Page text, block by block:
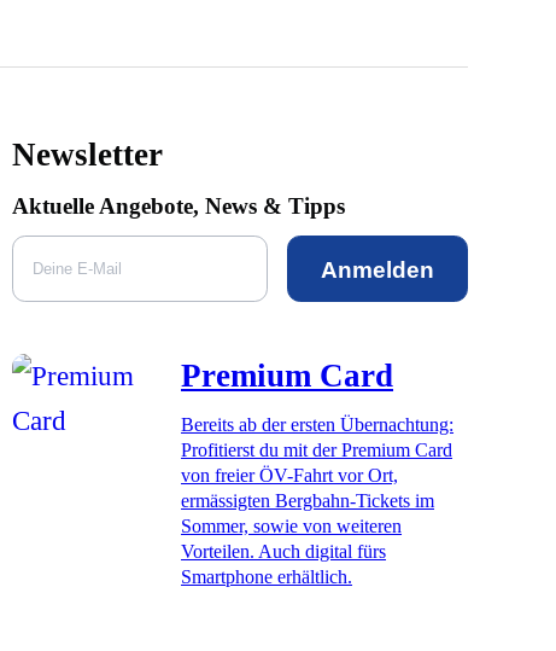
Newsletter
Aktuelle Angebote, News & Tipps
Anmelden
Premium Card
Bereits ab der ersten Übernachtung:
Profitierst du mit der Premium Card
von freier ÖV-Fahrt vor Ort,
ermässigten Bergbahn-Tickets im
Sommer, sowie von weiteren
Vorteilen. Auch digital fürs
Smartphone erhältlich.